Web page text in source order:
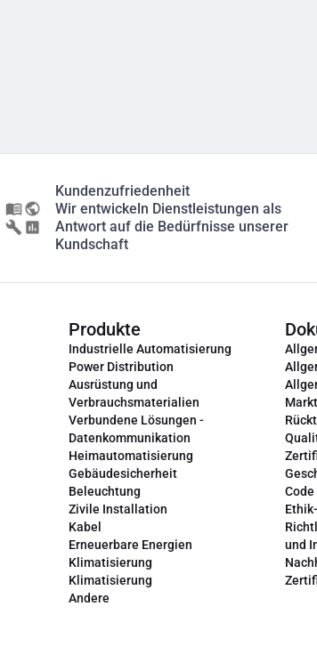
Kundenzufriedenheit
Wir entwickeln Dienstleistungen als
Antwort auf die Bedürfnisse unserer
Kundschaft
Produkte
Industrielle Automatisierung
Power Distribution
Ausrüstung und
Verbrauchsmaterialien
Verbundene Lösungen -
Datenkommunikation
Heimautomatisierung
Gebäudesicherheit
Beleuchtung
Zivile Installation
Kabel
Erneuerbare Energien
Klimatisierung
Klimatisierung
Andere
und